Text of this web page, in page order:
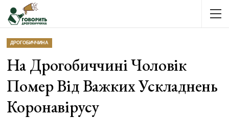
ДРОГОБИЧЧИНА
На Дрогобиччині Чоловік
Помер Від Важких Ускладнень
Коронавірусу